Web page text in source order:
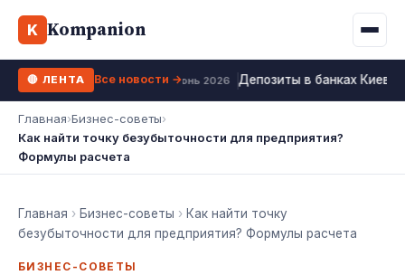
K Kompanion
Калькулятор МФО
Все 10 МФО →
Жизни
WhiteBIT
Kuna
Bybit
OKX
Ипотека
Депозит
Рефинансирование
ФОП налоги
🔴 ЛЕНТА 23 июнь 2026 Депозиты в банках Киева
Все новости →
Главная›Бизнес-советы›
Как найти точку безубыточности для предприятия?
Формулы расчета
Главная › Бизнес-советы › Как найти точку
безубыточности для предприятия? Формулы расчета
БИЗНЕС-СОВЕТЫ